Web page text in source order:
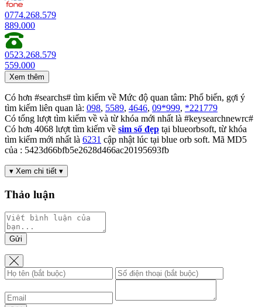
0774.268.579
889.000
0523.268.579
559.000
Xem thêm
Có hơn #searchs# tìm kiếm về Mức độ quan tâm: Phổ biến, gợi ý
tìm kiếm liên quan là: 098, 5589, 4646, 09*999, *221779
Có tổng lượt tìm kiếm về và từ khóa mới nhất là #keysearchnewrc#
Có hơn 4068 lượt tìm kiếm về sim số đẹp tại blueorbsoft, từ khóa
tìm kiếm mới nhất là 6231 cập nhật lúc tại blue orb soft. Mã MD5
của : 5423d66bfb5e2628d466ac20195693fb
▾ Xem chi tiết ▾
Thảo luận
Gửi